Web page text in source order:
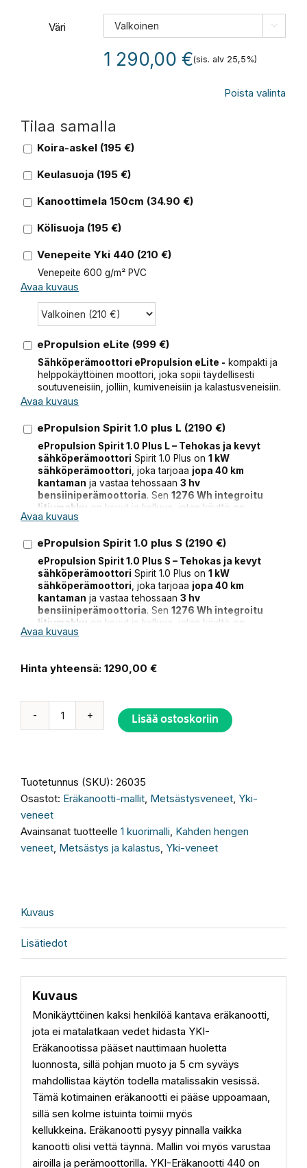
Väri 
1 290,00 €(sis. alv 25,5%)
Poista valinta
Tilaa samalla
Koira-askel (195 €)
Keulasuoja (195 €)
Kanoottimela 150cm (34.90 €)
Kölisuoja (195 €)
Venepeite Yki 440 (210 €)
Venepeite 600 g/m² PVC
Avaa kuvaus
ePropulsion eLite (999 €)
Sähköperämoottori ePropulsion eLite - kompakti ja
helppokäyttöinen moottori, joka sopii täydellisesti
soutuveneisiin, jolliin, kumiveneisiin ja kalastusveneisiin.
Avaa kuvaus
ePropulsion Spirit 1.0 plus L (2190 €)
ePropulsion Spirit 1.0 Plus L – Tehokas ja kevyt
sähköperämoottori Spirit 1.0 Plus on 1 kW
sähköperämoottori , joka tarjoaa jopa 40 km
kantaman ja vastaa tehossaan 3 hv
bensiiniperämoottoria. Sen 1276 Wh integroitu
litiumakku on kevyt ja kelluva, joten käyttö on
turvallista ja vaivatonta. Saatavana
niinjolliin, kumiveneisiin, soutuveneisiin kuin
purjeveneisiin.
Helppokäyttöinen digitaalinen näyttö
Kevyt ja helposti kuljetettava (8,7 kg)
Sähkökäynnistys – ei enää nyörin vetämistä!
Portaaton kaasun säätö ja turvallinen
tappokytkin
ympäristöystävällisestä veneilystä!
mielellään kysymyksiisi, joten otahan yhteyttä! Jarmo
Avaa kuvaus
ePropulsion Spirit 1.0 plus S (2190 €)
ePropulsion Spirit 1.0 Plus S – Tehokas ja kevyt
sähköperämoottori Spirit 1.0 Plus on 1 kW
sähköperämoottori , joka tarjoaa jopa 40 km
kantaman ja vastaa tehossaan 3 hv
bensiiniperämoottoria. Sen 1276 Wh integroitu
litiumakku on kevyt ja kelluva, joten käyttö on
turvallista ja vaivatonta. Saatavana
purjeveneisiin.
Kevyt ja helposti kuljetettava (8,7 kg)
Sähkökäynnistys – ei enää nyörin vetämistä!
Portaaton kaasun säätö ja turvallinen
ympäristöystävällisestä veneilystä!
mielellään kysymyksiisi, joten otahan yhteyttä!
Jarmo Hotanen040 833 6553 myynti@soutuveneet.fi
Avaa kuvaus
Hinta yhteensä: 1290,00 €
YKI
Lisää ostoskoriin
Tuotetunnus (SKU): 26035
Osastot: Eräkanootti-mallit, Metsästysveneet, Yki-
veneet
Avainsanat tuotteelle 1 kuorimalli, Kahden hengen
veneet, Metsästys ja kalastus, Yki-veneet
Kuvaus
Lisätiedot
Kuvaus
Monikäyttöinen kaksi henkilöä kantava eräkanootti,
jota ei matalatkaan vedet hidasta YKI-
Eräkanootissa pääset nauttimaan huoletta
luonnosta, sillä pohjan muoto ja 5 cm syväys
mahdollistaa käytön todella matalissakin vesissä.
Tämä kotimainen eräkanootti ei pääse uppoamaan,
sillä sen kolme istuinta toimii myös
kellukkeina. Eräkanootti pysyy pinnalla vaikka
kanootti olisi vettä täynnä. Mallin voi myös varustaa
airoilla ja perämoottorilla. YKI-Eräkanootti 440 on